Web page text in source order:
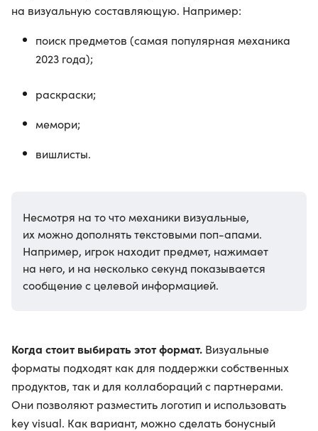
на визуальную составляющую. Например:
поиск предметов (самая популярная механика
2023 года);
раскраски;
мемори;
вишлисты.
Несмотря на то что механики визуальные,
их можно дополнять текстовыми поп-апами.
Например, игрок находит предмет, нажимает
на него, и на несколько секунд показывается
сообщение с целевой информацией.
Когда стоит выбирать этот формат. Визуальные
форматы подходят как для поддержки собственных
продуктов, так и для коллабораций с партнерами.
Они позволяют разместить логотип и использовать
key visual. Как вариант, можно сделать бонусный